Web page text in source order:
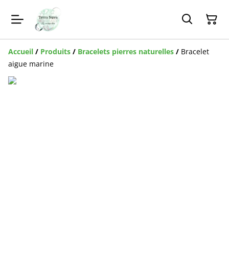
Accueil / Produits / Bracelets pierres naturelles / Bracelet
aigue marine